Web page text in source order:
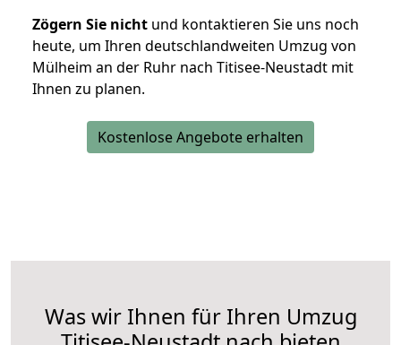
Zögern Sie nicht und kontaktieren Sie uns noch
heute, um Ihren deutschlandweiten Umzug von
Mülheim an der Ruhr nach Titisee-Neustadt mit
Ihnen zu planen.
Kostenlose Angebote erhalten
Was wir Ihnen für Ihren Umzug